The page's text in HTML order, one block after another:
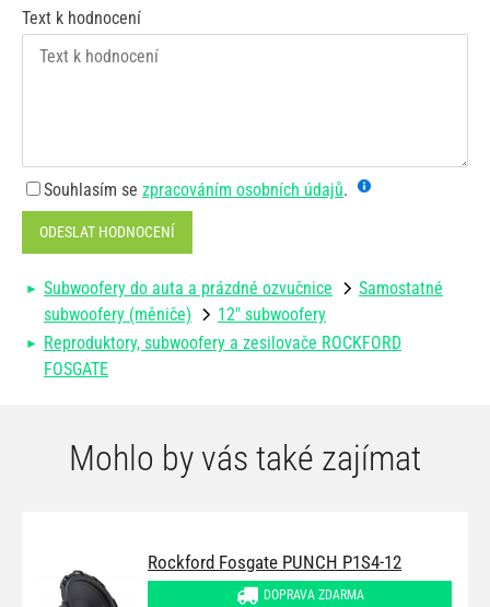
Text k hodnocení
Souhlasím se zpracováním osobních údajů.
ODESLAT HODNOCENÍ
Subwoofery do auta a prázdné ozvučnice
Samostatné
subwoofery (měniče)
12" subwoofery
Reproduktory, subwoofery a zesilovače ROCKFORD
FOSGATE
Mohlo by vás také zajímat
Rockford Fosgate PUNCH P1S4-12
DOPRAVA ZDARMA